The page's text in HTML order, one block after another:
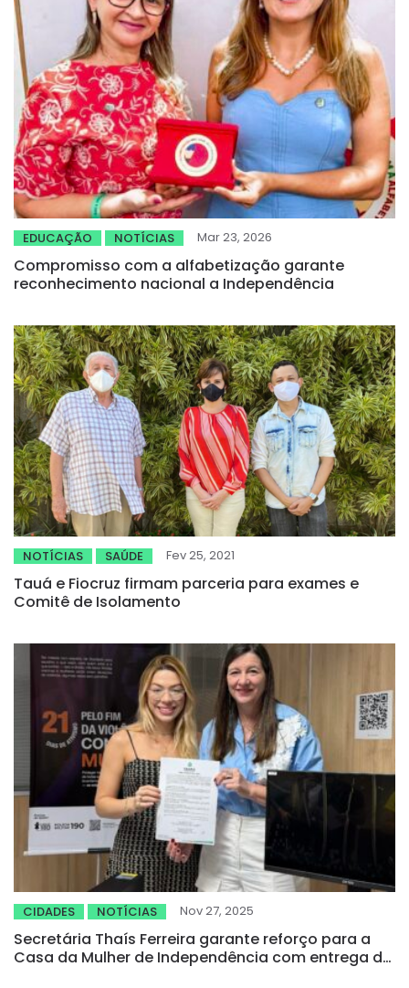
EDUCAÇÃO NOTÍCIAS Mar 23, 2026
Compromisso com a alfabetização garante
reconhecimento nacional a Independência
NOTÍCIAS SAÚDE Fev 25, 2021
Tauá e Fiocruz firmam parceria para exames e
Comitê de Isolamento
CIDADES NOTÍCIAS Nov 27, 2025
Secretária Thaís Ferreira garante reforço para a
Casa da Mulher de Independência com entrega do